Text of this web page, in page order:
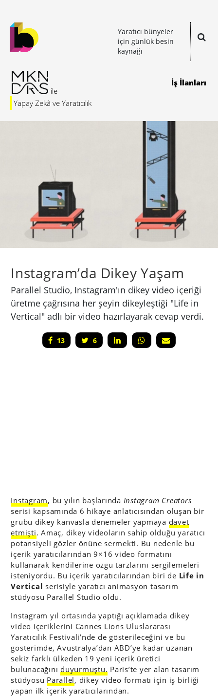
Yaratıcı bünyeler
için günlük besin
kaynağı
Yapay Zekâ ve Yaratıcılık
İş İlanları
Instagram’da Dikey Yaşam
Parallel Studio, Instagram'ın dikey video içeriği
üretme çağrısına her şeyin dikeyleştiği "Life in
Vertical" adlı bir video hazırlayarak cevap verdi.
13 6
Instagram, bu yılın başlarında Instagram Creators
serisi kapsamında 6 hikaye anlatıcısından oluşan bir
grubu dikey kanvasla denemeler yapmaya davet
etmişti. Amaç, dikey videoların sahip olduğu yaratıcı
potansiyeli gözler önüne sermekti. Bu nedenle bu
içerik yaratıcılarından 9×16 video formatını
kullanarak kendilerine özgü tarzlarını sergilemeleri
isteniyordu. Bu içerik yaratıcılarından biri de Life in
Vertical serisiyle yaratıcı animasyon tasarım
stüdyosu Parallel Studio oldu.
Instagram yıl ortasında yaptığı açıklamada dikey
video içeriklerini Cannes Lions Uluslararası
Yaratıcılık Festivali’nde de gösterileceğini ve bu
gösterimde, Avustralya’dan ABD’ye kadar uzanan
sekiz farklı ülkeden 19 yeni içerik üretici
bulunacağını duyurmuştu. Paris’te yer alan tasarım
stüdyosu Parallel, dikey video formatı için iş birliği
yapan ilk içerik yaratıcılarından.